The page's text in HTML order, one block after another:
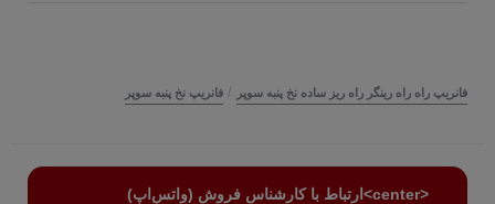
فانریپ راه راه رینگر راه ریز ساده نخ پنبه سوپر / فانریپ نخ پنبه سوپر
<center>ارتباط با کارشناس فروش (واتس‌اپ)